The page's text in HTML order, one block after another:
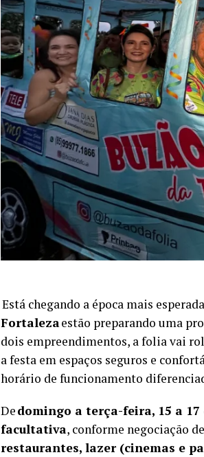
Está chegando a época mais
Fortalezaestão preparando uma
dois empreendimentos, a folia vai
a festa em espaços seguros e
horário de funcionamento
Dedomingo a terça-feira, 15 a
facultativa, conforme negociação
restaurantes, lazer (cinemas e